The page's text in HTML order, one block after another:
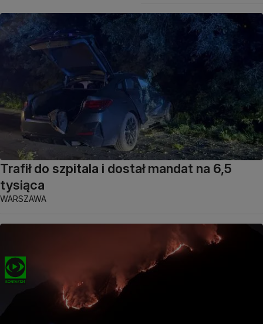
Trafił do szpitala i dostał mandat na 6,5
tysiąca
WARSZAWA